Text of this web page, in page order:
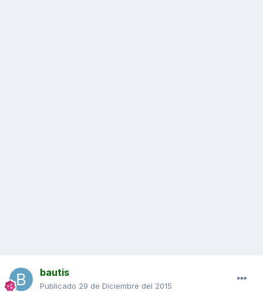
bautis
Publicado 29 de Diciembre del 2015